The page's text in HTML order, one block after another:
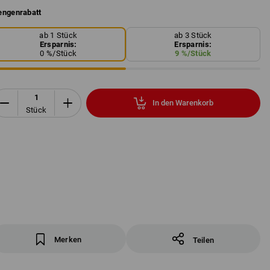
ab 1 Stück
Ersparnis:
0 %/Stück
ab 3 Stück
Ersparnis:
9 %/Stück
Stück
In den Warenkorb
Merken Teilen